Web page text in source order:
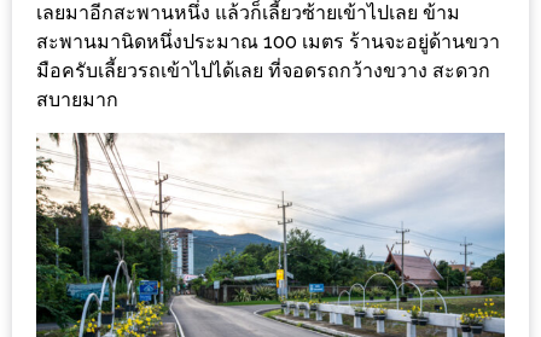
สลัด
หนุ่ม
เด็ด
จาก
ANNA
FARM
ที่
เอาชนะ
เลยมาอีกสะพานหนึ่ง แล้วก็เลี้ยวซ้ายเข้าไปเลย ข้าม
สะพานมานิดหนึ่งประมาณ 100 เมตร ร้านจะอยู่ด้านขวา
มือครับเลี้ยวรถเข้าไปได้เลย ที่จอดรถกว้างขวาง สะดวก
สบายมาก